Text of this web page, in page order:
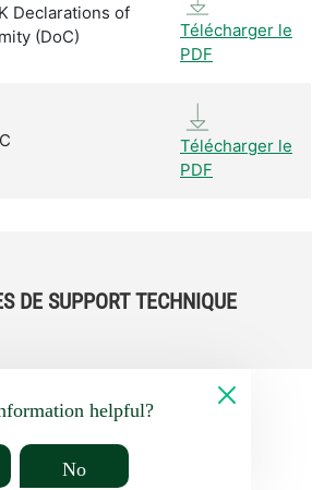
Declarations of
(DoC)
Télécharger le
PDF
Télécharger le
PDF
DE SUPPORT TECHNIQUE
helpful?
No